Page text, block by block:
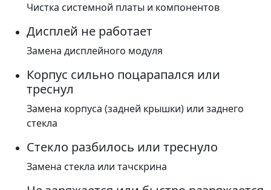
Чистка системной платы и компонентов
Дисплей не работает
Замена дисплейного модуля
Корпус сильно поцарапался или
треснул
Замена корпуса (задней крышки) или заднего
стекла
Стекло разбилось или треснуло
Замена стекла или тачскрина